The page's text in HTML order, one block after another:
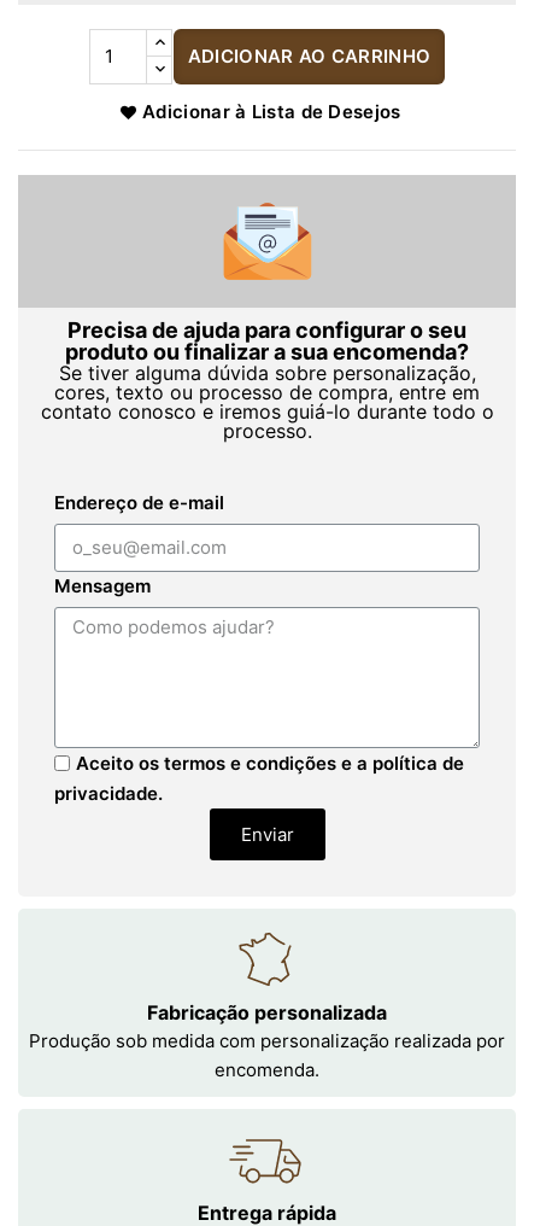
ADICIONAR AO CARRINHO
Adicionar à Lista de Desejos
Precisa de ajuda para configurar o seu
produto ou finalizar a sua encomenda?
Se tiver alguma dúvida sobre personalização,
cores, texto ou processo de compra, entre em
contato conosco e iremos guiá-lo durante todo o
processo.
Endereço de e-mail
Mensagem
Aceito os termos e condições e a política de
privacidade.
Enviar
Fabricação personalizada
Produção sob medida com personalização realizada por
encomenda.
Entrega rápida